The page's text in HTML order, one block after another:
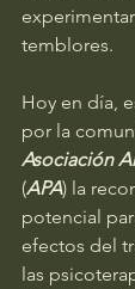
temblores.
Hoy en día,
por la
Asociación
(APA) la
potencial
efectos del
las